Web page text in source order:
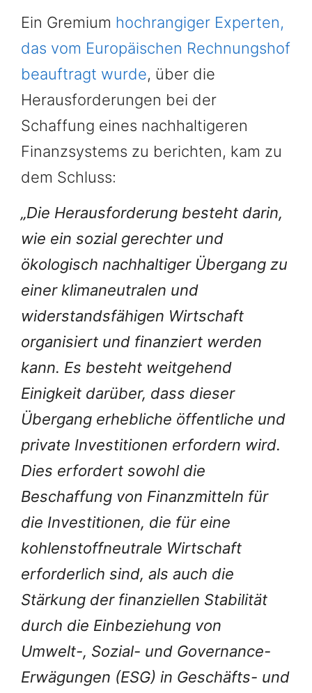
Ein Gremium hochrangiger Experten,
das vom Europäischen Rechnungshof
beauftragt wurde, über die
Herausforderungen bei der
Schaffung eines nachhaltigeren
Finanzsystems zu berichten, kam zu
dem Schluss:
„Die Herausforderung besteht darin,
wie ein sozial gerechter und
ökologisch nachhaltiger Übergang zu
einer klimaneutralen und
widerstandsfähigen Wirtschaft
organisiert und finanziert werden
kann. Es besteht weitgehend
Einigkeit darüber, dass dieser
Übergang erhebliche öffentliche und
private Investitionen erfordern wird.
Dies erfordert sowohl die
Beschaffung von Finanzmitteln für
die Investitionen, die für eine
kohlenstoffneutrale Wirtschaft
erforderlich sind, als auch die
Stärkung der finanziellen Stabilität
durch die Einbeziehung von
Umwelt-, Sozial- und Governance-
Erwägungen (ESG) in Geschäfts- und